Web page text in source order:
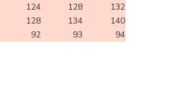
124 128
132
128 134
140
92 93 94